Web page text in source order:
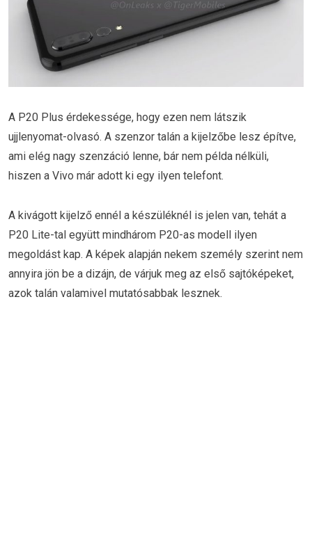
A P20 Plus érdekessége, hogy ezen nem látszik
ujjlenyomat-olvasó. A szenzor talán a kijelzőbe lesz építve,
ami elég nagy szenzáció lenne, bár nem példa nélküli,
hiszen a Vivo már adott ki egy ilyen telefont.
A kivágott kijelző ennél a készüléknél is jelen van, tehát a
P20 Lite-tal együtt mindhárom P20-as modell ilyen
megoldást kap. A képek alapján nekem személy szerint nem
annyira jön be a dizájn, de várjuk meg az első sajtóképeket,
azok talán valamivel mutatósabbak lesznek.